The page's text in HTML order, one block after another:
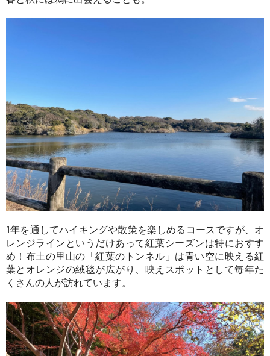
1年を通してハイキングや散策を楽しめるコースですが、オ
レンジラインというだけあって紅葉シーズンは特におすす
め！布土の里山の「紅葉のトンネル」は青い空に映える紅
葉とオレンジの絨毯が広がり、映えスポットとして毎年た
くさんの人が訪れています。